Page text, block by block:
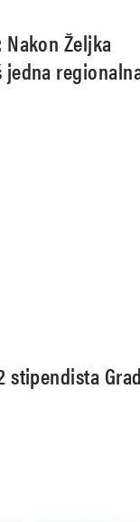
Željka
stipendista